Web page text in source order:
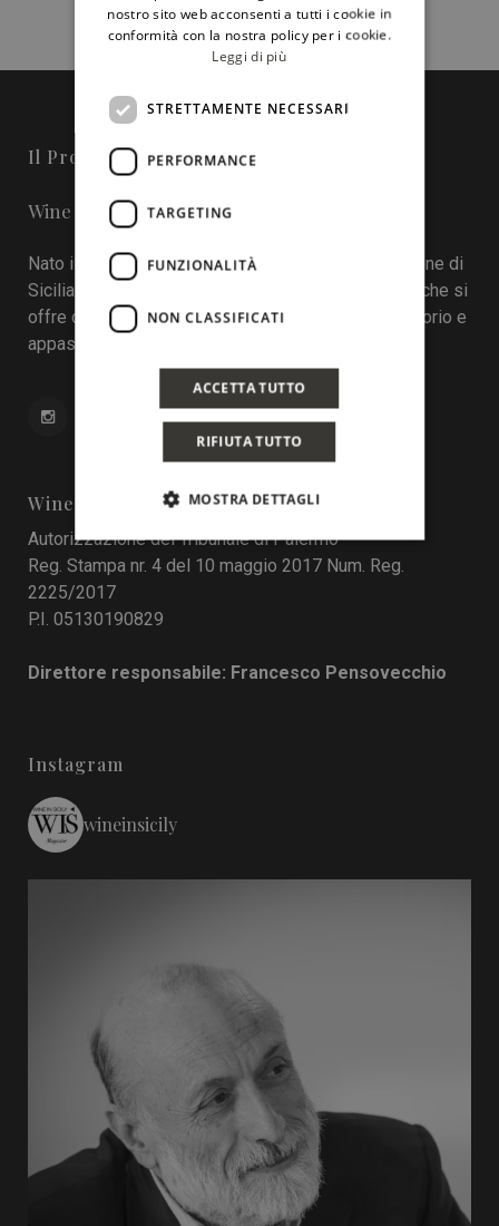
Il Progetto
Wine in Sicily - Online Magazine
Nato il 22 aprile 2016 durante la tredicesima edizione di
Sicilia en Primeur, Wineinsicily.com è un magazine che si
offre come sistema di interazione tra cantine, territorio e
appassionati del vino.
Wine In Sicily
Autorizzazione del Tribunale di Palermo
Reg. Stampa nr. 4 del 10 maggio 2017 Num. Reg.
2225/2017
P.I. 05130190829
Direttore responsabile: Francesco Pensovecchio
Instagram
wineinsicily
nostro sito web acconsenti a tutti i cookie in
conformità con la nostra policy per i cookie.
Leggi di più
STRETTAMENTE NECESSARI
PERFORMANCE
TARGETING
FUNZIONALITÀ
NON CLASSIFICATI
ACCETTA TUTTO
RIFIUTA TUTTO
MOSTRA DETTAGLI